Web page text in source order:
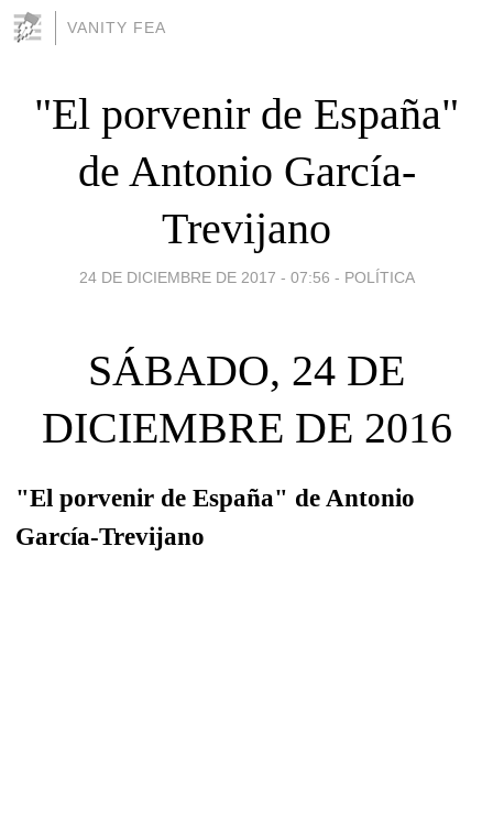
VANITY FEA
"El porvenir de España"
de Antonio García-
Trevijano
24 DE DICIEMBRE DE 2017 - 07:56 - POLÍTICA
SÁBADO, 24 DE
DICIEMBRE DE 2016
"El porvenir de España" de Antonio
García-Trevijano